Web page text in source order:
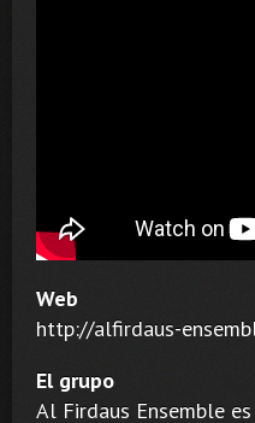
Web
http://alfirdaus-
El grupo
Al Firdaus Ensemble